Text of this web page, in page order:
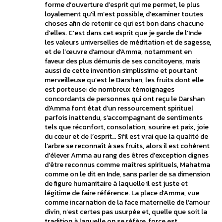
forme d’ouverture d’esprit qui me permet, le plus
loyalement qu’il m’est possible, d’examiner toutes
choses afin de retenir ce qui est bon dans chacune
d’elles. C’est dans cet esprit que je garde de l’Inde
les valeurs universelles de méditation et de sagesse,
et de l’œuvre d’amour d’Amma, notamment en
faveur des plus démunis de ses concitoyens, mais
aussi de cette invention simplissime et pourtant
merveilleuse qu’est le Darshan, les fruits dont elle
est porteuse: de nombreux témoignages
concordants de personnes qui ont reçu le Darshan
d’Amma font état d’un ressourcement spirituel
parfois inattendu, s’accompagnant de sentiments
tels que réconfort, consolation, sourire et paix, joie
du cœur et de l’esprit… Si’il est vrai que la qualité de
l’arbre se reconnaît à ses fruits, alors il est cohérent
d’élever Amma au rang des êtres d’exception dignes
d’être reconnus comme maîtres spirituels, Mahatma
comme on le dit en Inde, sans parler de sa dimension
de figure humanitaire à laquelle il est juste et
légitime de faire référence. La place d’Amma, vue
comme incarnation de la face maternelle de l’amour
divin, n’est certes pas usurpée et, quelle que soit la